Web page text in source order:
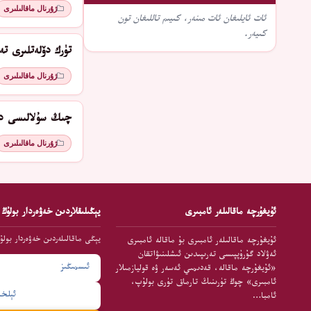
ژۇرنال ماقالىلىرى
تۈرك دۆلەتلىرى
ژۇرنال ماقالىلىرى
چىڭ سۇلالىسى
ژۇرنال ماقالىلىرى
ئات ئايلىغان ئات مىنەر، كىيىم تاللىغان تون
كىيەر.
ئۇيغۇرچە ماقالىلەر ئامبىرى
ئۇيغۇرچە ماقالىلەر ئامبىرى بۇ ماقالە ئامبىرى
ئەۋلاد گۇرۇپپىسى تەرىپىدىن ئىشلىنىۋاتقان
«ئۇيغۇرچە ماقالە، قەدىمىي ئەسەر ۋە قوليازمىلار
ئامبىرى» چوڭ تۈرىنىڭ تارماق تۈرى بولۇپ،
ئامبا…
يېڭىلىقلاردىن خەۋەردار بولۇڭ
يېڭى ماقالىلەردىن خەۋەردار